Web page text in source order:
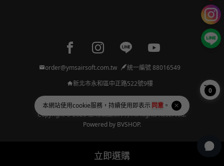
本網站使用cookie服務，持續使用即表示同意 。
立即選購
Facebook page
Instagram page
Line pageYoutube page
order@ymsairsoft.com.tw
統一編號 88016549
新北市永和區中正路522號9樓
Copyright © 2026 亞瑪順國際洋行 All Rights Reserved.
Powered by BVSHOP.
0